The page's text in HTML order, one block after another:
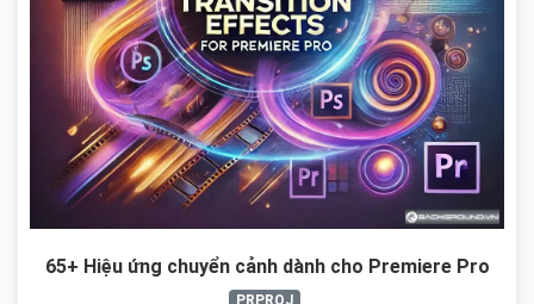
65+ Hiệu ứng chuyển cảnh dành cho Premiere Pro